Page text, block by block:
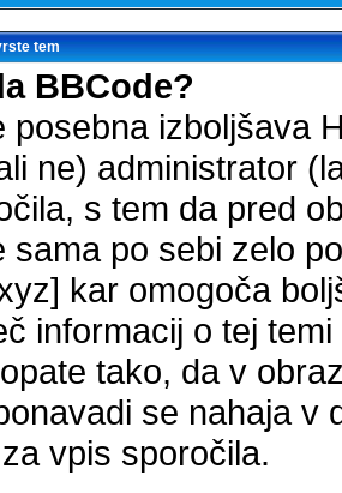
tem
BBCode?
posebna izboljšava
ne) administrator
s tem da pred
sama po sebi zelo
kar omogoča
informacij o tej
tako, da v
se nahaja v
vpis sporočila.